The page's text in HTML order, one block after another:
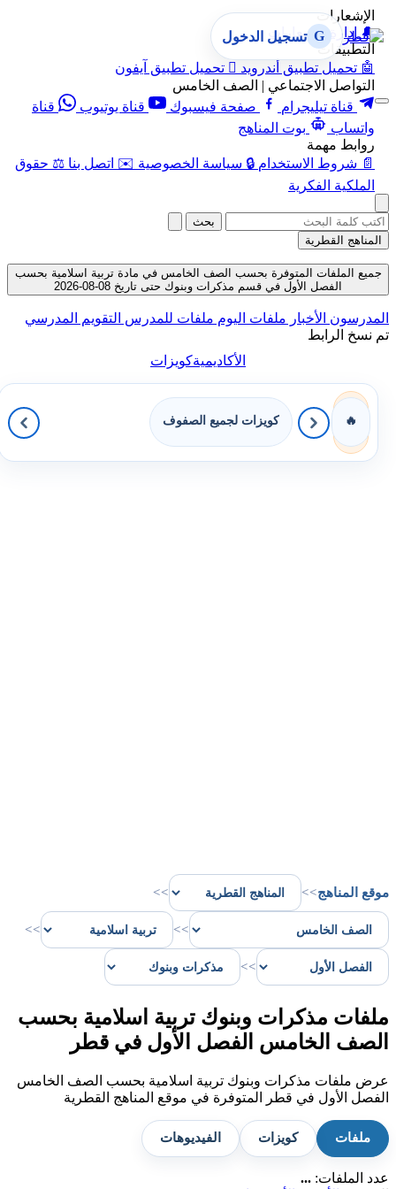
الإشعارات
🔔 إدارة الإشعارات
التطبيقات
🤖 تحميل تطبيق أندرويد  تحميل تطبيق آيفون
التواصل الاجتماعي | الصف الخامس
قناة تيليجرام
صفحة فيسبوك قناة يوتيوب
قناة
واتساب
بوت المناهج
روابط مهمة
📄 شروط الاستخدام 🔒 سياسة الخصوصية ✉️ اتصل بنا ⚖️ حقوق
الملكية الفكرية
G تسجيل الدخول
بحث
المناهج القطرية
جميع الملفات المتوفرة بحسب الصف الخامس في مادة تربية اسلامية بحسب
الفصل الأول في قسم مذكرات وبنوك حتى تاريخ 08-08-2026
المدرسون الأخبار ملفات اليوم ملفات للمدرس التقويم المدرسي
تم نسخ الرابط
الأكاديميةكويزات
🔥 كويزات لجميع الصفوف
موقع المناهج>>
>>
>>
>>
>>
ملفات مذكرات وبنوك تربية اسلامية بحسب
الصف الخامس الفصل الأول في قطر
عرض ملفات مذكرات وبنوك تربية اسلامية بحسب الصف الخامس
الفصل الأول في قطر المتوفرة في موقع المناهج القطرية
ملفات كويزات الفيديوهات
عدد الملفات: ...